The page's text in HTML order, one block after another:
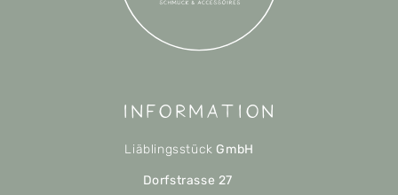
Information
Liäblingsstück GmbH
Dorfstrasse 27